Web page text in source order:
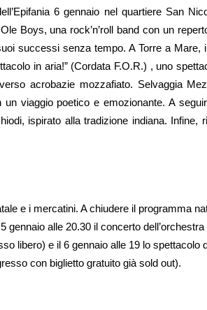
6 gennaio nel quartiere San
Boys, una rock’n’roll band con un
successi senza tempo. A Torre a Mare,
in aria!” (Cordata F.O.R.) , uno
acrobazie mozzafiato. Selvaggia
viaggio poetico e emozionante. A
ispirato alla tradizione indiana. Infine,
e i mercatini. A chiudere il programma
gennaio alle 20.30 il concerto
libero) e il 6 gennaio alle 19 lo spettacolo
con biglietto gratuito già sold out).